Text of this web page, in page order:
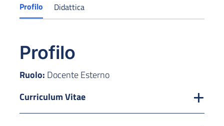
Profilo Didattica
Profilo
Ruolo: Docente Esterno
Curriculum Vitae